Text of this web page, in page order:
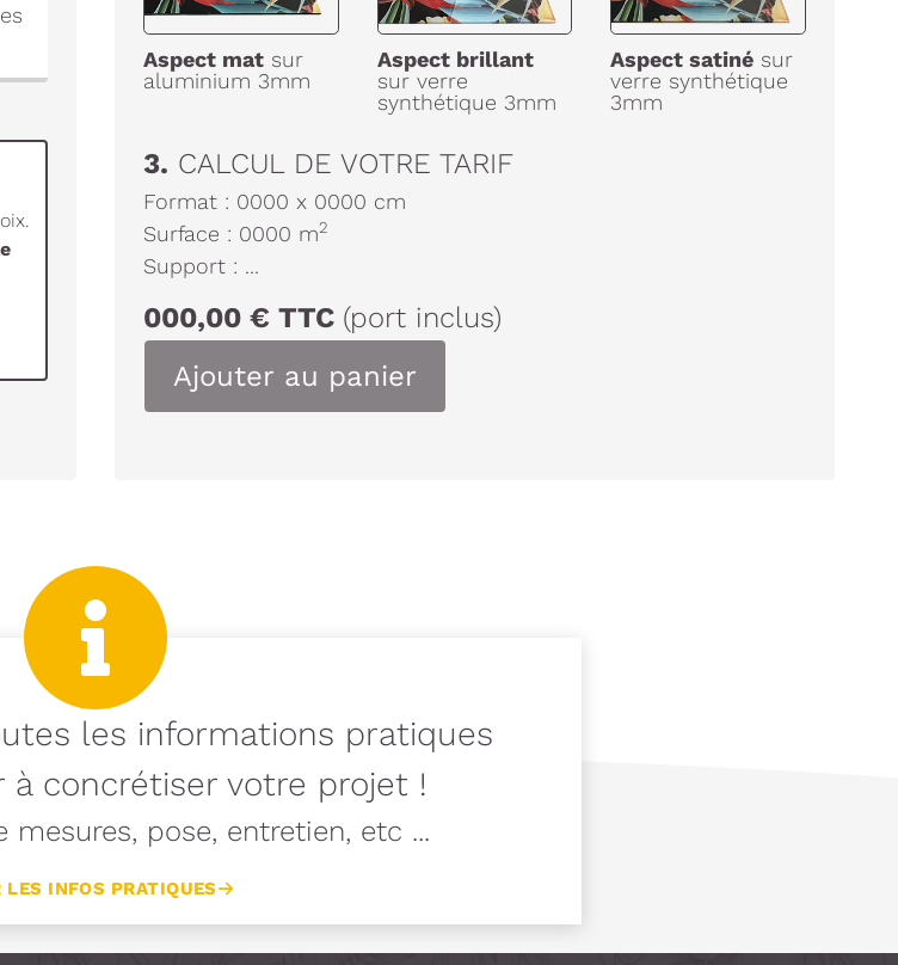
Aspect mat sur
aluminium 3mm
Aspect brillant
sur verre
synthétique 3mm
Aspect satiné sur
verre synthétique
3mm
3. CALCUL DE VOTRE TARIF
Format : 0000 x 0000 cm
Surface : 0000 m2
Support : ...
000,00 € TTC (port inclus)
Ajouter au panier
les informations pratiques
à concrétiser votre projet !
mesures, pose, entretien, etc ...
LES INFOS PRATIQUES